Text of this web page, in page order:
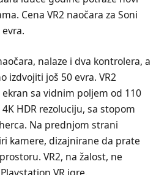
Cena VR2 naočara za Soni
nalaze i dva kontrolera, a
izdvojiti još 50 evra. VR2
ekran sa vidnim poljem od 110
HDR rezoluciju, sa stopom
Na prednjom strani
kamere, dizajnirane da prate
VR2, na žalost, ne